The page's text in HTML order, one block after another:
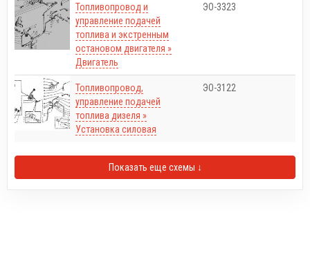
Топливопровод и
управление подачей
топлива и экстренным
остановом двигателя »
Двигатель
ЭО-3323
Топливопровод,
управление подачей
топлива дизеля »
Установка силовая
ЭО-3122
Показать еще схемы ↓